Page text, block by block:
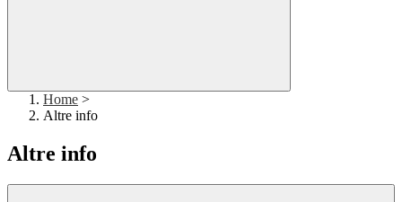
Home >
Altre info
Altre info